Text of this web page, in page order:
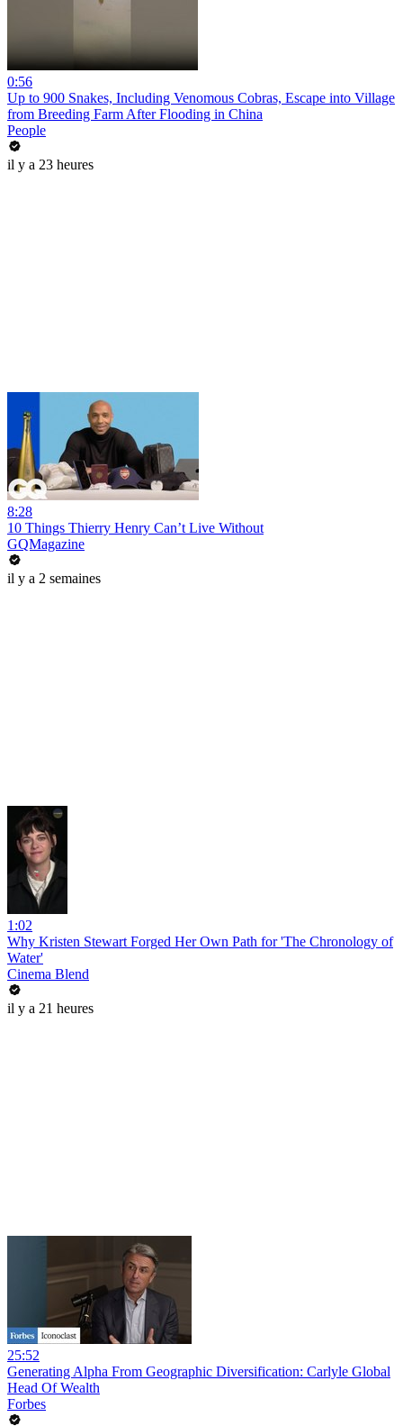
0:56
Up to 900 Snakes, Including Venomous Cobras, Escape into Village
from Breeding Farm After Flooding in China
People
il y a 23 heures
8:28
10 Things Thierry Henry Can’t Live Without
GQMagazine
il y a 2 semaines
1:02
Why Kristen Stewart Forged Her Own Path for 'The Chronology of
Water'
Cinema Blend
il y a 21 heures
25:52
Generating Alpha From Geographic Diversification: Carlyle Global
Head Of Wealth
Forbes